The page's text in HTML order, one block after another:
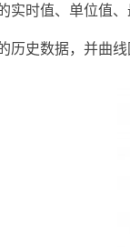
实时值、单位值
历史数据，并曲